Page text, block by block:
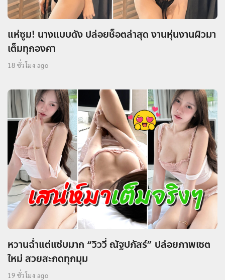
แห่ซูม! นางแบบดัง ปล่อยช็อตล่าสุด งานหุ่นงานผิวมา
เต็มทุกองศา
18 ชั่วโมง ago
หวานฉ่ำแต่แซ่บมาก “วิววี่ ณัฐปภัสร์” ปล่อยภาพเซต
ใหม่ สวยสะกดทุกมุม
19 ชั่วโมง ago